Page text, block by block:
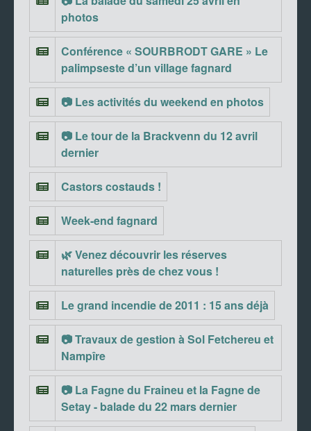
photos
Conférence « SOURBRODT GARE » Le
palimpseste d’un village fagnard
📷 Les activités du weekend en photos
📷 Le tour de la Brackvenn du 12 avril
dernier
Castors costauds !
Week-end fagnard
🌿 Venez découvrir les réserves
naturelles près de chez vous !
Le grand incendie de 2011 : 15 ans déjà
📷 Travaux de gestion à Sol Fetchereu et
Nampîre
📷 La Fagne du Fraineu et la Fagne de
Setay - balade du 22 mars dernier